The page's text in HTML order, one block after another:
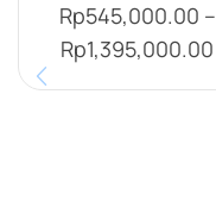
Rp545,000.00 –
Rp1,395,000.00